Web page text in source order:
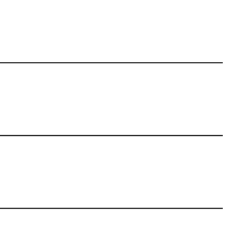
・更年期ケア）